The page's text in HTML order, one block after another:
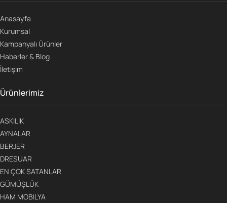
Anasayfa
Kurumsal
Kampanyalı Ürünler
Haberler & Blog
İletişim
Ürünlerimiz
ASKILIK
AYNALAR
BERJER
DRESUAR
EN ÇOK SATANLAR
GÜMÜŞLÜK
HAM MOBILYA